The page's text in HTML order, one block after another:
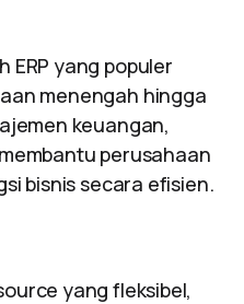
ERP yang populer
menengah hingga
keuangan,
perusahaan
bisnis secara efisien.
yang fleksibel,